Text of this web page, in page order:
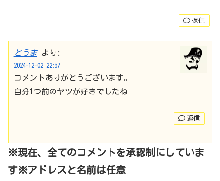
返信
とうま より:
2024-12-02 22:57
コメントありがとうございます。
自分1つ前のヤツが好きでしたね
返信
※現在、全てのコメントを承認制にしていま
す※アドレスと名前は任意